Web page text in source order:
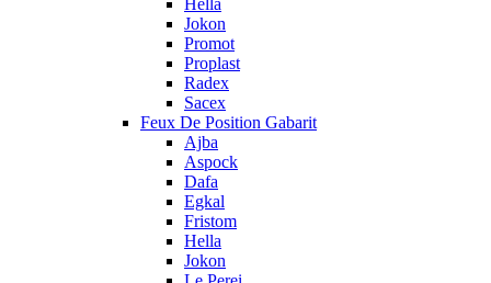
Hella
Jokon
Promot
Proplast
Radex
Sacex
Feux De Position Gabarit
Ajba
Aspock
Dafa
Egkal
Fristom
Hella
Jokon